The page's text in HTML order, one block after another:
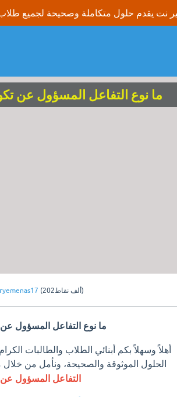
ما نوع التفاعل المسؤول عن
( 202ألف نقاط)
ما نوع التفاعل المسؤول
أهلاً وسهلاً بكم أبنائي الطلاب والطالبات
الحلول الموثوقة والصحيحة، ونأمل من خلال
التفاعل المسؤول عن